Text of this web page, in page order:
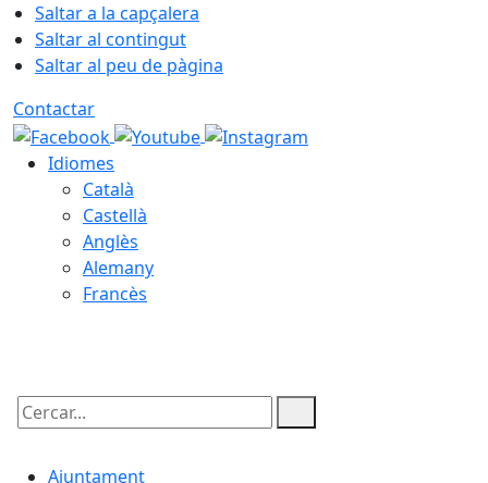
Saltar a la capçalera
Saltar al contingut
Saltar al peu de pàgina
Contactar
Idiomes
Català
Castellà
Anglès
Alemany
Francès
Cercar:
Ajuntament